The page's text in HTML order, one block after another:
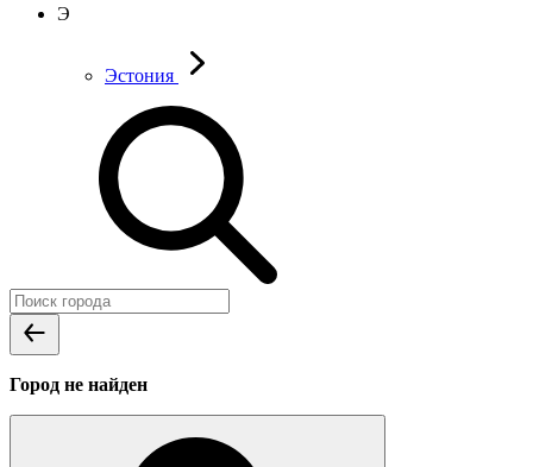
Э
Эстония
Город не найден